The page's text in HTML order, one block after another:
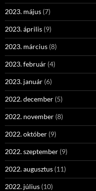
2023. május (7)
2023. április (9)
2023. március (8)
2023. február (4)
2023. január (6)
2022. december (5)
2022. november (8)
2022. október (9)
2022. szeptember (9)
2022. augusztus (11)
2022. július (10)